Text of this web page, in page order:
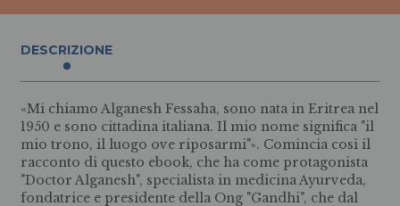
DESCRIZIONE
«Mi chiamo Alganesh Fessaha, sono nata in Eritrea nel
1950 e sono cittadina italiana. Il mio nome significa "il
mio trono, il luogo ove riposarmi"». Comincia così il
racconto di questo ebook, che ha come protagonista
"Doctor Alganesh", specialista in medicina Ayurveda,
fondatrice e presidente della Ong "Gandhi", che dal